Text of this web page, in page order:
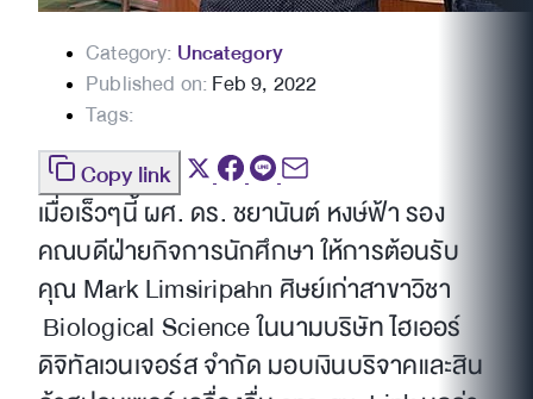
Category: Uncategory
Published on:Feb 9, 2022
Tags:
Copy link
เมื่อเร็วๆนี้ ผศ. ดร. ชยานันต์ หงษ์ฟ้า รอง
คณบดีฝ่ายกิจการนักศึกษา ให้การต้อนรับ
คุณ Mark Limsiripahn ศิษย์เก่าสาขาวิชา
Biological Science ในนามบริษัท ไฮเออร์
ดิจิทัลเวนเจอร์ส จำกัด มอบเงินบริจาคและสิน